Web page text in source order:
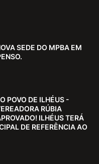
SEDE DO MPBA EM
POVO DE ILHÉUS -
RÚBIA
ILHÉUS TERÁ
DE REFERÊNCIA AO